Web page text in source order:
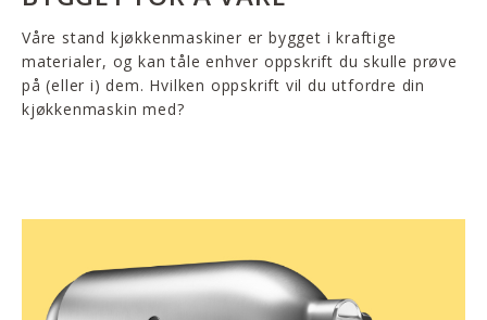
Våre stand kjøkkenmaskiner er bygget i kraftige
materialer, og kan tåle enhver oppskrift du skulle prøve
på (eller i) dem. Hvilken oppskrift vil du utfordre din
kjøkkenmaskin med?